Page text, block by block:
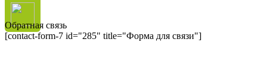
Обратная связь
[contact-form-7 id="285" title="Форма для связи"]